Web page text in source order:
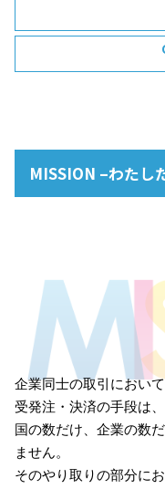
MISSION –わたし
企業同士の取引において
受発注・決済の手段は、
国の数だけ、企業の数
ません。
そのやり取りの部分にお